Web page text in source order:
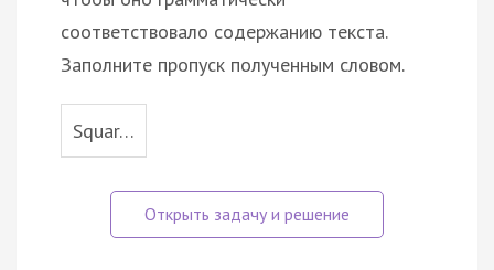
соответствовало содержанию текста.
Заполните пропуск полученным словом.
Squar…